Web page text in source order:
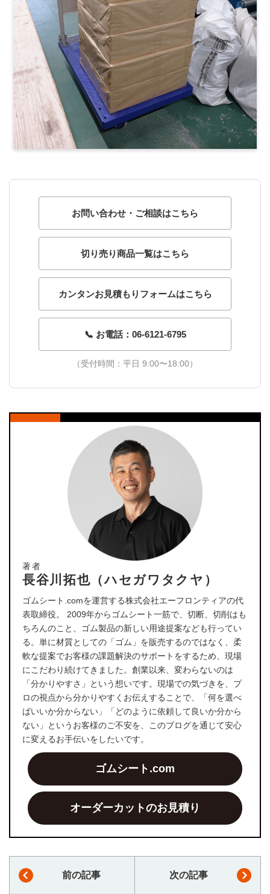
お問い合わせ・ご相談はこちら
切り売り商品一覧はこちら
カンタンお見積もりフォームはこちら
📞 お電話：06-6121-6795
（受付時間：平日 9:00〜18:00）
著者
長谷川拓也（ハセガワタクヤ）
ゴムシート.comを運営する株式会社エーフロンティアの代
表取締役。 2009年からゴムシート一筋で、切断、切削はも
ちろんのこと、ゴム製品の新しい用途提案なども行ってい
る。単に材質としての「ゴム」を販売するのではなく、柔
軟な提案でお客様の課題解決のサポートをするため、現場
にこだわり続けてきました。創業以来、変わらないのは
「分かりやすさ」という想いです。現場での気づきを、プ
ロの視点から分かりやすくお伝えすることで、「何を選べ
ばいいか分からない」「どのように依頼して良いか分から
ない」というお客様のご不安を、このブログを通じて安心
に変えるお手伝いをしたいです。
ゴムシート.com
オーダーカットのお見積り
前の記事 次の記事